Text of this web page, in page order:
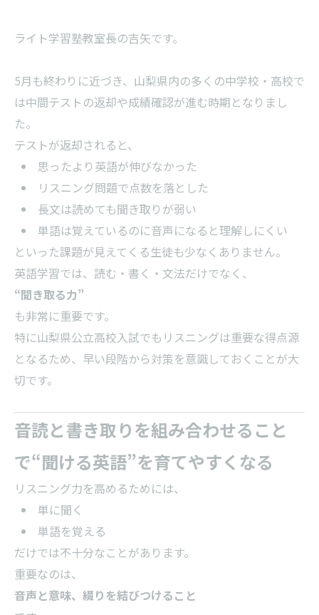
ライト学習塾教室長の吉矢です。
5月も終わりに近づき、山梨県内の多くの中学校・高校で
は中間テストの返却や成績確認が進む時期となりまし
た。
テストが返却されると、
思ったより英語が伸びなかった
リスニング問題で点数を落とした
長文は読めても聞き取りが弱い
単語は覚えているのに音声になると理解しにくい
といった課題が見えてくる生徒も少なくありません。
英語学習では、読む・書く・文法だけでなく、
“聞き取る力”
も非常に重要です。
特に山梨県公立高校入試でもリスニングは重要な得点源
となるため、早い段階から対策を意識しておくことが大
切です。
音読と書き取りを組み合わせること
で“聞ける英語”を育てやすくなる
リスニング力を高めるためには、
単に聞く
単語を覚える
だけでは不十分なことがあります。
重要なのは、
音声と意味、綴りを結びつけること